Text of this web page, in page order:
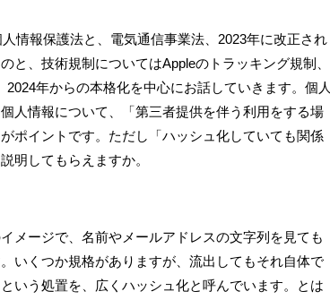
情報保護法と、電気通信事業法、2023年に改正され
と、技術規制についてはAppleのトラッキング規制、
年からの本格化を中心にお話していきます。個人
人情報について、「第三者提供を伴う利用をする場
ポイントです。ただし「ハッシュ化していても関係
明してもらえますか。
メージで、名前やメールアドレスの文字列を見ても
いくつか規格がありますが、流出してもそれ自体で
いう処置を、広くハッシュ化と呼んでいます。とは